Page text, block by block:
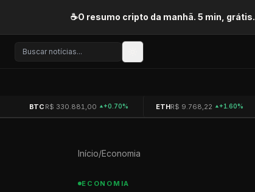
☕O resumo cripto da manhã. 5 min, grátis.
BTC R$ 330.881,00 +0.70% ETHR$ 9.768,22 +1.60%
Início/Economia
ECONOMIA